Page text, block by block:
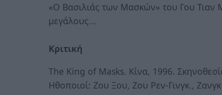
«Ο Βασιλιάς των Μασκών» του Γου Τιαν
μεγάλους...
Κριτική
The King of Masks. Κίνα, 1996.
Ηθοποιοί: Ζου Ξου, Ζου Ρεν-Γινγκ.,